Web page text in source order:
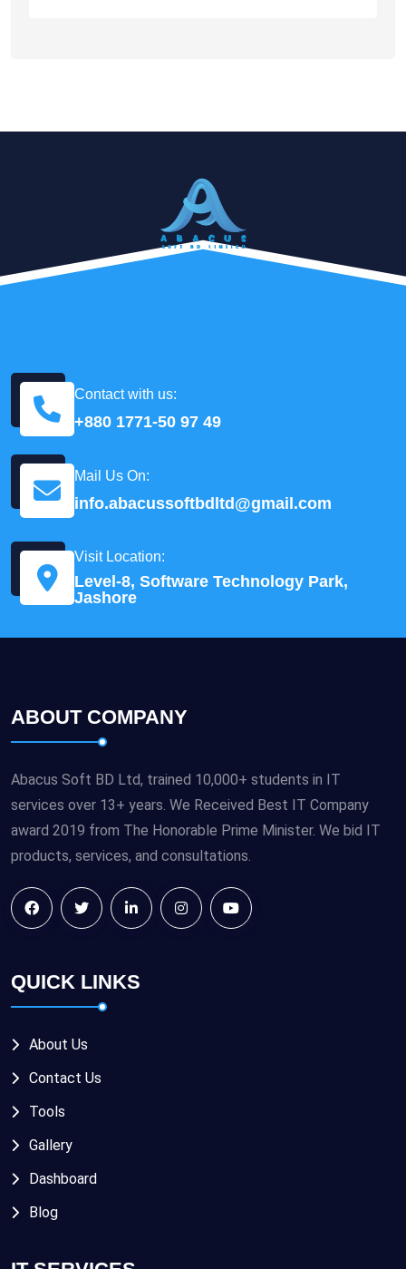
Contact with us:
+880 1771-50 97 49
Mail Us On:
info.abacussoftbdltd@gmail.com
Visit Location:
Level-8, Software Technology Park,
Jashore
ABOUT COMPANY
Abacus Soft BD Ltd, trained 10,000+ students in IT
services over 13+ years. We Received Best IT Company
award 2019 from The Honorable Prime Minister. We bid IT
products, services, and consultations.
QUICK LINKS
About Us
Contact Us
Tools
Gallery
Dashboard
Blog